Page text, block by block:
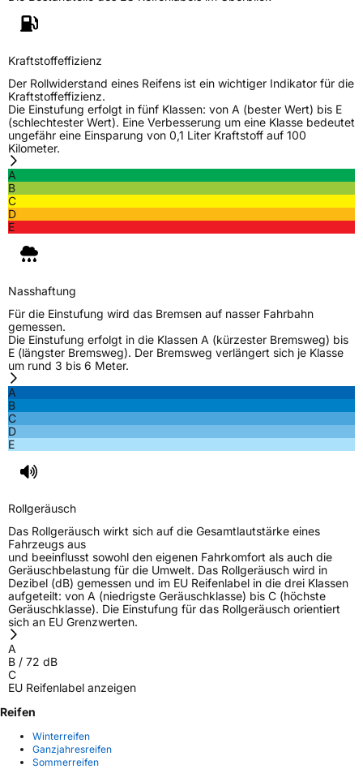
Kraftstoffeffizienz
Der Rollwiderstand eines Reifens ist ein wichtiger Indikator für die
Kraftstoffeffizienz.
Die Einstufung erfolgt in fünf Klassen: von A (bester Wert) bis E
(schlechtester Wert). Eine Verbesserung um eine Klasse bedeutet
ungefähr eine Einsparung von 0,1 Liter Kraftstoff auf 100
Kilometer.
A
B
C
D
E
Nasshaftung
Für die Einstufung wird das Bremsen auf nasser Fahrbahn
gemessen.
Die Einstufung erfolgt in die Klassen A (kürzester Bremsweg) bis
E (längster Bremsweg). Der Bremsweg verlängert sich je Klasse
um rund 3 bis 6 Meter.
A
B
C
D
E
Rollgeräusch
Das Rollgeräusch wirkt sich auf die Gesamtlautstärke eines
Fahrzeugs aus
und beeinflusst sowohl den eigenen Fahrkomfort als auch die
Geräuschbelastung für die Umwelt. Das Rollgeräusch wird in
Dezibel (dB) gemessen und im EU Reifenlabel in die drei Klassen
aufgeteilt: von A (niedrigste Geräuschklasse) bis C (höchste
Geräuschklasse). Die Einstufung für das Rollgeräusch orientiert
sich an EU Grenzwerten.
A
B / 72 dB
C
EU Reifenlabel anzeigen
Reifen
Winterreifen
Ganzjahresreifen
Sommerreifen